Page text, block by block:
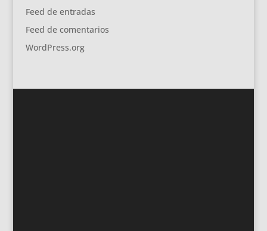
Feed de entradas
Feed de comentarios
WordPress.org